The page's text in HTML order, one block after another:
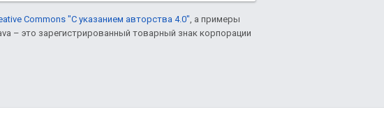
Commons "С указанием авторства 4.0" , а примеры
– это зарегистрированный товарный знак корпорации